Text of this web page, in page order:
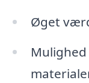
Øget